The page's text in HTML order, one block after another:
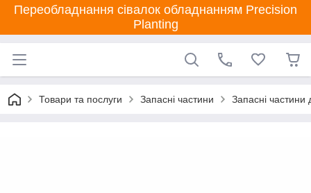
Переобладнання сівалок обладнанням Precision
Planting
Товари та послуги Запасні частини Запасні частини